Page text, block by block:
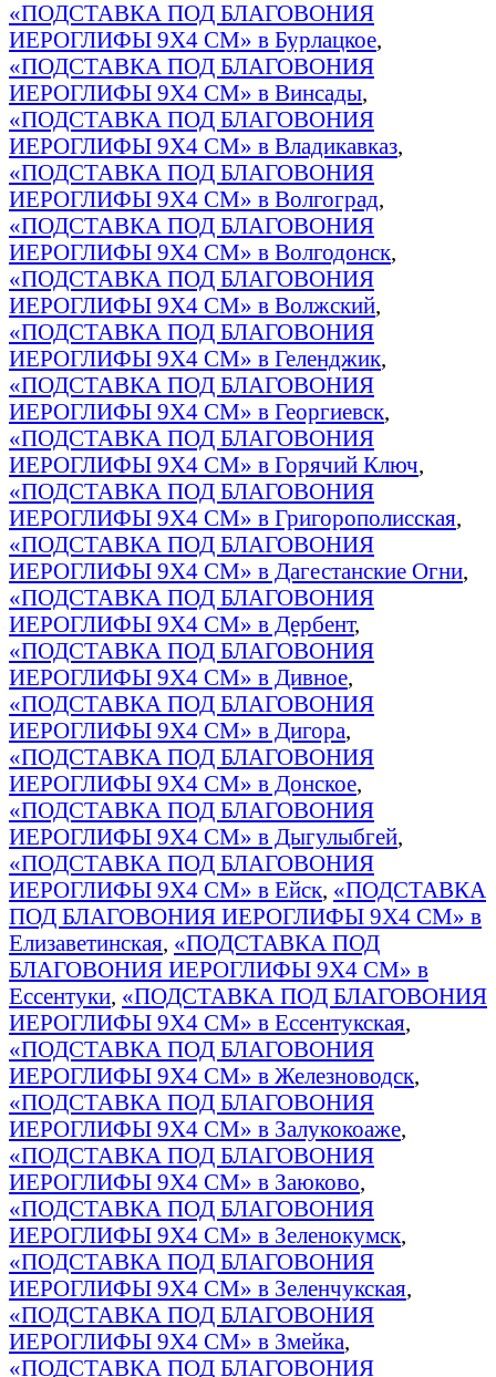
«ПОДСТАВКА ПОД БЛАГОВОНИЯ
ИЕРОГЛИФЫ 9Х4 СМ» в Бурлацкое,
«ПОДСТАВКА ПОД БЛАГОВОНИЯ
ИЕРОГЛИФЫ 9Х4 СМ» в Винсады,
«ПОДСТАВКА ПОД БЛАГОВОНИЯ
ИЕРОГЛИФЫ 9Х4 СМ» в Владикавказ,
«ПОДСТАВКА ПОД БЛАГОВОНИЯ
ИЕРОГЛИФЫ 9Х4 СМ» в Волгоград,
«ПОДСТАВКА ПОД БЛАГОВОНИЯ
ИЕРОГЛИФЫ 9Х4 СМ» в Волгодонск,
«ПОДСТАВКА ПОД БЛАГОВОНИЯ
ИЕРОГЛИФЫ 9Х4 СМ» в Волжский,
«ПОДСТАВКА ПОД БЛАГОВОНИЯ
ИЕРОГЛИФЫ 9Х4 СМ» в Геленджик,
«ПОДСТАВКА ПОД БЛАГОВОНИЯ
ИЕРОГЛИФЫ 9Х4 СМ» в Георгиевск,
«ПОДСТАВКА ПОД БЛАГОВОНИЯ
ИЕРОГЛИФЫ 9Х4 СМ» в Горячий Ключ,
«ПОДСТАВКА ПОД БЛАГОВОНИЯ
ИЕРОГЛИФЫ 9Х4 СМ» в Григорополисская,
«ПОДСТАВКА ПОД БЛАГОВОНИЯ
ИЕРОГЛИФЫ 9Х4 СМ» в Дагестанские Огни,
«ПОДСТАВКА ПОД БЛАГОВОНИЯ
ИЕРОГЛИФЫ 9Х4 СМ» в Дербент,
«ПОДСТАВКА ПОД БЛАГОВОНИЯ
ИЕРОГЛИФЫ 9Х4 СМ» в Дивное,
«ПОДСТАВКА ПОД БЛАГОВОНИЯ
ИЕРОГЛИФЫ 9Х4 СМ» в Дигора,
«ПОДСТАВКА ПОД БЛАГОВОНИЯ
ИЕРОГЛИФЫ 9Х4 СМ» в Донское,
«ПОДСТАВКА ПОД БЛАГОВОНИЯ
ИЕРОГЛИФЫ 9Х4 СМ» в Дыгулыбгей,
«ПОДСТАВКА ПОД БЛАГОВОНИЯ
ИЕРОГЛИФЫ 9Х4 СМ» в Ейск, «ПОДСТАВКА
ПОД БЛАГОВОНИЯ ИЕРОГЛИФЫ 9Х4 СМ» в
Елизаветинская, «ПОДСТАВКА ПОД
БЛАГОВОНИЯ ИЕРОГЛИФЫ 9Х4 СМ» в
Ессентуки, «ПОДСТАВКА ПОД БЛАГОВОНИЯ
ИЕРОГЛИФЫ 9Х4 СМ» в Ессентукская,
«ПОДСТАВКА ПОД БЛАГОВОНИЯ
ИЕРОГЛИФЫ 9Х4 СМ» в Железноводск,
«ПОДСТАВКА ПОД БЛАГОВОНИЯ
ИЕРОГЛИФЫ 9Х4 СМ» в Залукокоаже,
«ПОДСТАВКА ПОД БЛАГОВОНИЯ
ИЕРОГЛИФЫ 9Х4 СМ» в Заюково,
«ПОДСТАВКА ПОД БЛАГОВОНИЯ
ИЕРОГЛИФЫ 9Х4 СМ» в Зеленокумск,
«ПОДСТАВКА ПОД БЛАГОВОНИЯ
ИЕРОГЛИФЫ 9Х4 СМ» в Зеленчукская,
«ПОДСТАВКА ПОД БЛАГОВОНИЯ
ИЕРОГЛИФЫ 9Х4 СМ» в Змейка,
«ПОДСТАВКА ПОД БЛАГОВОНИЯ